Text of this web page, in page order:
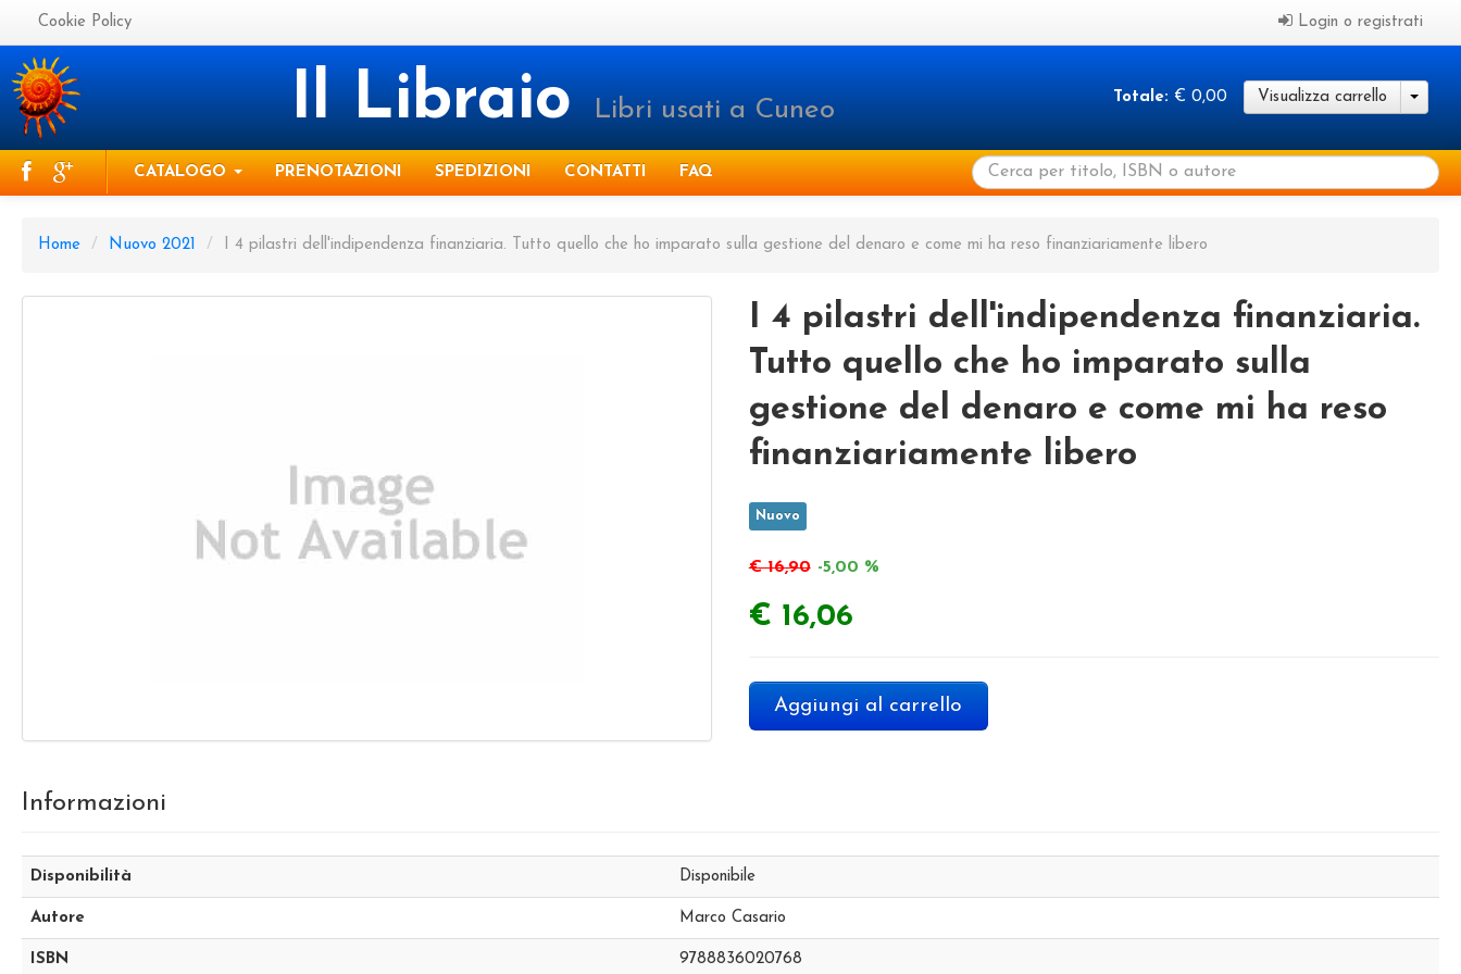
Cookie Policy Login o registrati
Il LibraioLibri usati a Cuneo Totale: € 0,00 Visualizza carrello
CATALOGO PRENOTAZIONI SPEDIZIONI CONTATTI FAQ
Home / Nuovo 2021 / I 4 pilastri dell'indipendenza finanziaria. Tutto quello che ho imparato sulla gestione del denaro e come mi ha reso finanziariamente libero
I 4 pilastri dell'indipendenza finanziaria.
Tutto quello che ho imparato sulla
gestione del denaro e come mi ha reso
finanziariamente libero
Nuovo
€ 16,90 -5,00 %
€ 16,06
Aggiungi al carrello
Informazioni
Disponibilità Disponibile
Autore Marco Casario
ISBN 9788836020768